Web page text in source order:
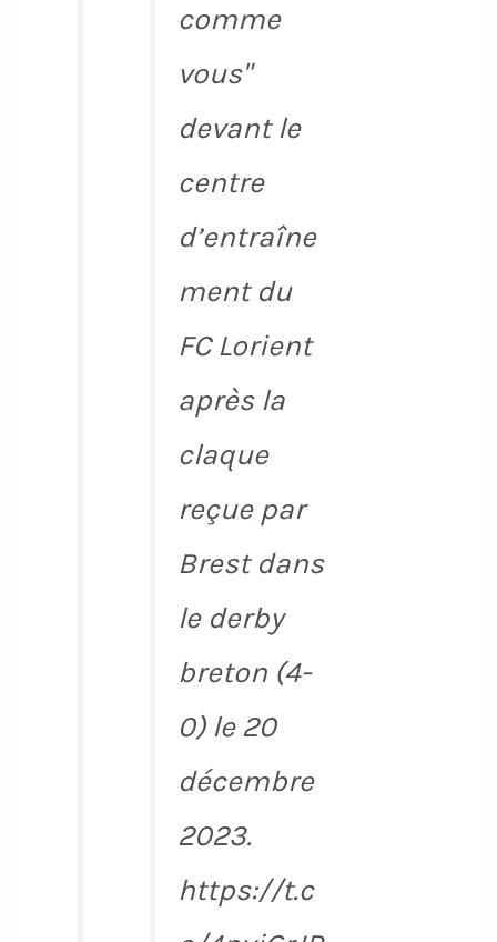
comme
vous"
devant le
centre
d’entraîne
ment du
FC Lorient
après la
claque
reçue par
Brest dans
le derby
breton (4-
0) le 20
décembre
2023.
https://t.c